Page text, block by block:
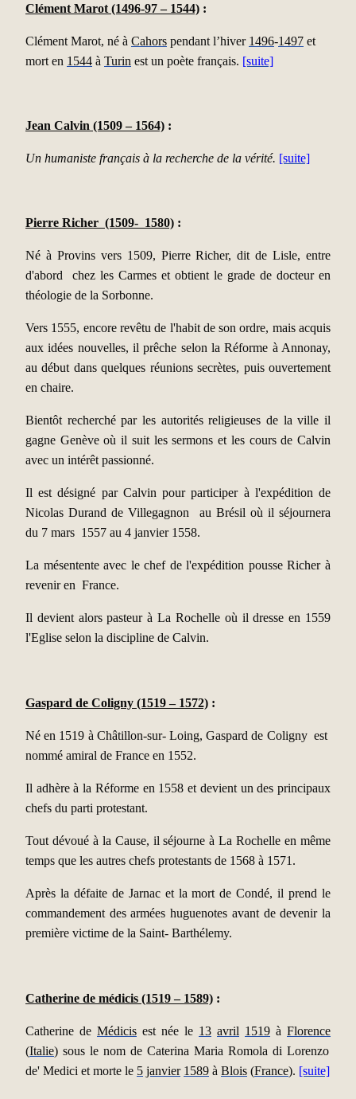
Clément Marot (1496-97 – 1544) :
Clément Marot, né à Cahors pendant l’hiver 1496-1497 et
mort en 1544 à Turin est un poète français. [suite]
Jean Calvin (1509 – 1564) :
Un humaniste français à la recherche de la vérité. [suite]
Pierre Richer (1509- 1580) :
Né à Provins vers 1509, Pierre Richer, dit de Lisle, entre
d'abord chez les Carmes et obtient le grade de docteur en
théologie de la Sorbonne.
Vers 1555, encore revêtu de l'habit de son ordre, mais acquis
aux idées nouvelles, il prêche selon la Réforme à Annonay,
au début dans quelques réunions secrètes, puis ouvertement
en chaire.
Bientôt recherché par les autorités religieuses de la ville il
gagne Genève où il suit les sermons et les cours de Calvin
avec un intérêt passionné.
Il est désigné par Calvin pour participer à l'expédition de
Nicolas Durand de Villegagnon au Brésil où il séjournera
du 7 mars 1557 au 4 janvier 1558.
La mésentente avec le chef de l'expédition pousse Richer à
revenir en France.
Il devient alors pasteur à La Rochelle où il dresse en 1559
l'Eglise selon la discipline de Calvin.
Gaspard de Coligny (1519 – 1572) :
Né en 1519 à Châtillon-sur- Loing, Gaspard de Coligny est
nommé amiral de France en 1552.
Il adhère à la Réforme en 1558 et devient un des principaux
chefs du parti protestant.
Tout dévoué à la Cause, il séjourne à La Rochelle en même
temps que les autres chefs protestants de 1568 à 1571.
Après la défaite de Jarnac et la mort de Condé, il prend le
commandement des armées huguenotes avant de devenir la
première victime de la Saint- Barthélemy.
Catherine de médicis (1519 – 1589) :
Catherine de Médicis est née le 13 avril 1519 à Florence
(Italie) sous le nom de Caterina Maria Romola di Lorenzo
de' Medici et morte le 5 janvier 1589 à Blois (France). [suite]